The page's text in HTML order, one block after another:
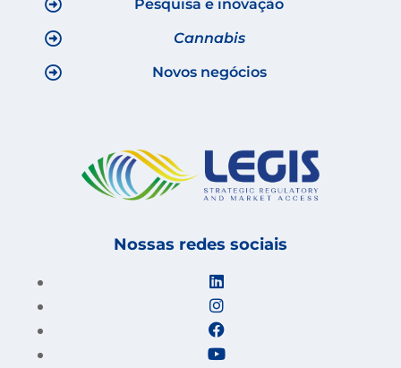
Pesquisa e inovação
Cannabis
Novos negócios
Nossas redes sociais